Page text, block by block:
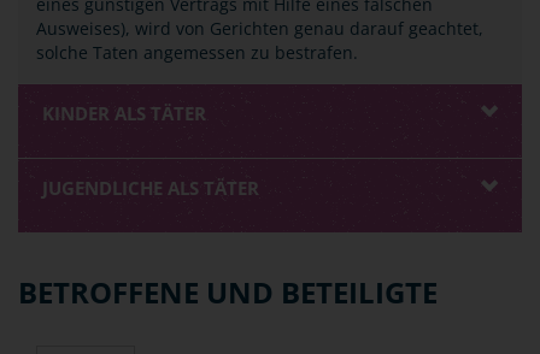
Ausweises), wird von Gerichten genau darauf geachtet,
solche Taten angemessen zu bestrafen.
KINDER ALS TÄTER
JUGENDLICHE ALS TÄTER
BETROFFENE UND BETEILIGTE